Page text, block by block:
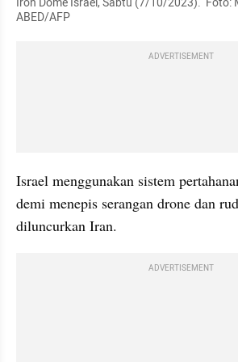
ABED/AFP
ADVERTISEMENT
Israel menggunakan sistem
demi menepis serangan drone dan
diluncurkan Iran.
ADVERTISEMENT